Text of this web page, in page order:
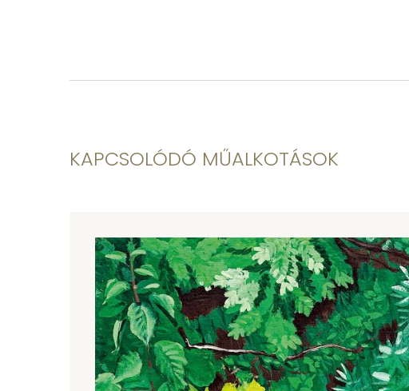
KAPCSOLÓDÓ MŰALKOTÁSOK